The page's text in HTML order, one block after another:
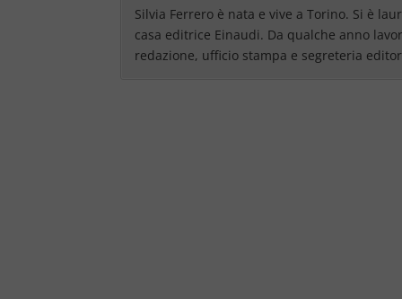
Silvia Ferrero è nata e vive a Torino. Si è
casa editrice Einaudi. Da qualche anno
redazione, ufficio stampa e segreteria